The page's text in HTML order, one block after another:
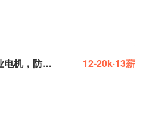
电机电磁设计工程师（工业电机，防爆电机） 12-20k·13薪